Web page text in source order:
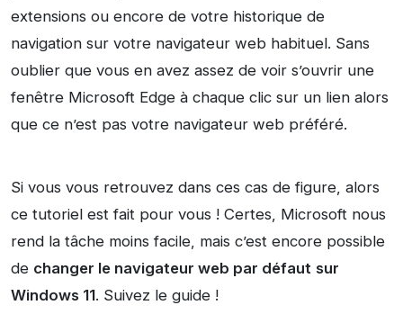
extensions ou encore de votre historique de
navigation sur votre navigateur web habituel. Sans
oublier que vous en avez assez de voir s’ouvrir une
fenêtre Microsoft Edge à chaque clic sur un lien alors
que ce n’est pas votre navigateur web préféré.
Si vous vous retrouvez dans ces cas de figure, alors
ce tutoriel est fait pour vous ! Certes, Microsoft nous
rend la tâche moins facile, mais c’est encore possible
de changer le navigateur web par défaut sur
Windows 11. Suivez le guide !